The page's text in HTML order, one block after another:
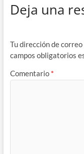
Deja una
Tu dirección de
campos obligatorios
Comentario *